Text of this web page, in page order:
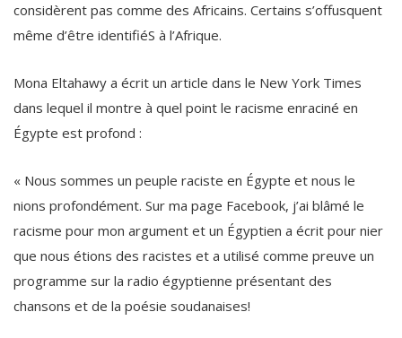
considèrent pas comme des Africains. Certains s’offusquent
même d’être identifiéS à l’Afrique.
Mona Eltahawy a écrit un article dans le New York Times
dans lequel il montre à quel point le racisme enraciné en
Égypte est profond :
« Nous sommes un peuple raciste en Égypte et nous le
nions profondément. Sur ma page Facebook, j’ai blâmé le
racisme pour mon argument et un Égyptien a écrit pour nier
que nous étions des racistes et a utilisé comme preuve un
programme sur la radio égyptienne présentant des
chansons et de la poésie soudanaises!